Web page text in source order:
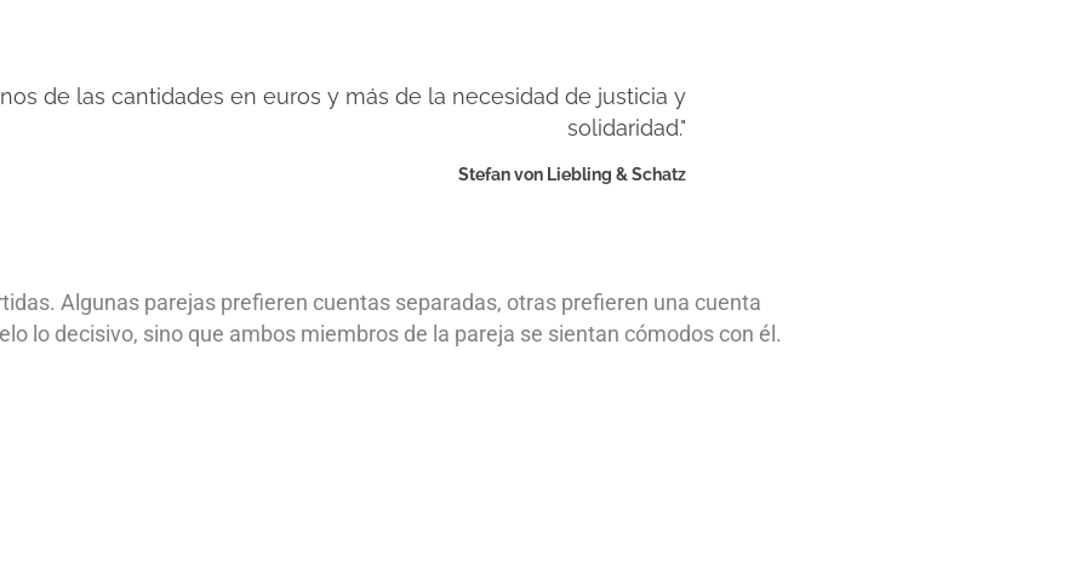
de las cantidades en euros y más de la necesidad de justicia y
solidaridad."
Stefan von Liebling & Schatz
Algunas parejas prefieren cuentas separadas, otras prefieren una cuenta
lo decisivo, sino que ambos miembros de la pareja se sientan cómodos con él.